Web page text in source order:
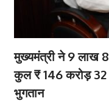
मुख्यमंत्री ने 9 लाख
कुल ₹ 146 करोड़ 32
भुगतान